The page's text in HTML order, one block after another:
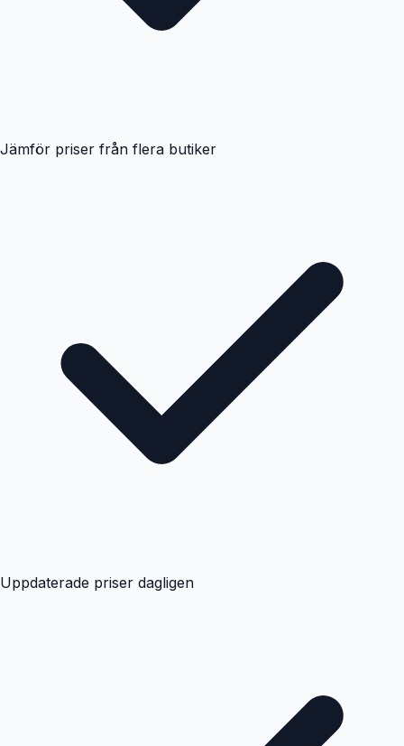
Jämför priser från flera butiker
Uppdaterade priser dagligen